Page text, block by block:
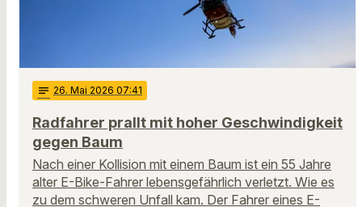
notes 26. Mai 2026 07:41
Radfahrer prallt mit hoher Geschwindigkeit
gegen Baum
Nach einer Kollision mit einem Baum ist ein 55 Jahre
alter E-Bike-Fahrer lebensgefährlich verletzt. Wie es
zu dem schweren Unfall kam. Der Fahrer eines E-